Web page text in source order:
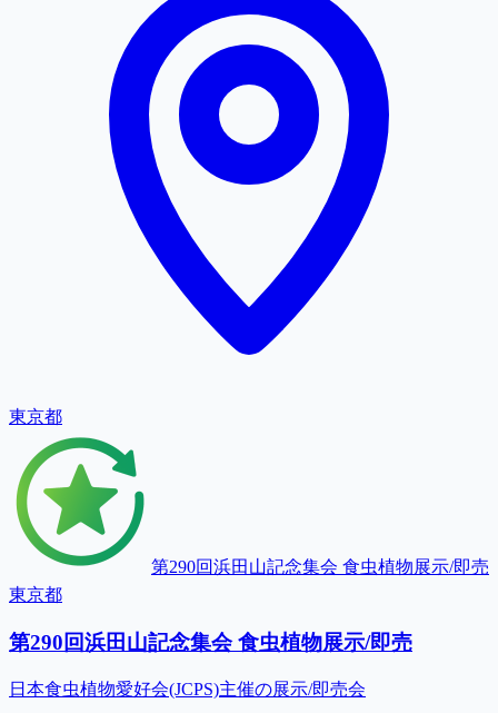
東京都
第290回浜田山記念集会 食虫植物展示/即売
東京都
第290回浜田山記念集会 食虫植物展示/即売
日本食虫植物愛好会(JCPS)主催の展示/即売会